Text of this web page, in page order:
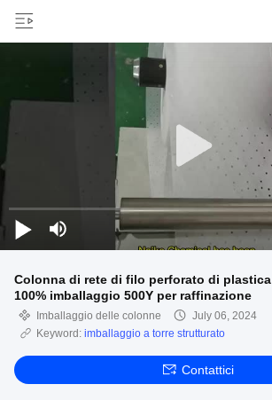
Colonna di rete di filo perforato di plastica
100% imballaggio 500Y per raffinazione
Imballaggio delle colonne
July 06, 2024
Keyword: imballaggio a torre strutturato
Contattici